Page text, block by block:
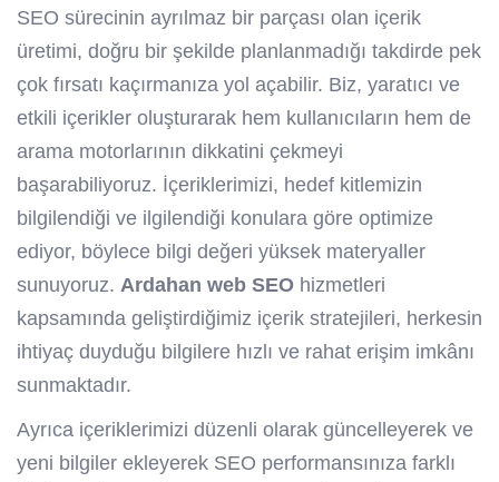
SEO sürecinin ayrılmaz bir parçası olan içerik
üretimi, doğru bir şekilde planlanmadığı takdirde pek
çok fırsatı kaçırmanıza yol açabilir. Biz, yaratıcı ve
etkili içerikler oluşturarak hem kullanıcıların hem de
arama motorlarının dikkatini çekmeyi
başarabiliyoruz. İçeriklerimizi, hedef kitlemizin
bilgilendiği ve ilgilendiği konulara göre optimize
ediyor, böylece bilgi değeri yüksek materyaller
sunuyoruz. Ardahan web SEO hizmetleri
kapsamında geliştirdiğimiz içerik stratejileri, herkesin
ihtiyaç duyduğu bilgilere hızlı ve rahat erişim imkânı
sunmaktadır.
Ayrıca içeriklerimizi düzenli olarak güncelleyerek ve
yeni bilgiler ekleyerek SEO performansınıza farklı